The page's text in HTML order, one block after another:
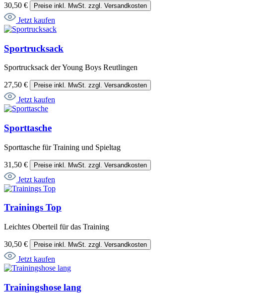
30,50 € Preise inkl. MwSt. zzgl. Versandkosten
Jetzt kaufen
Sportrucksack
Sportrucksack der Young Boys Reutlingen
27,50 € Preise inkl. MwSt. zzgl. Versandkosten
Jetzt kaufen
Sporttasche
Sporttasche für Training und Spieltag
31,50 € Preise inkl. MwSt. zzgl. Versandkosten
Jetzt kaufen
Trainings Top
Leichtes Oberteil für das Training
30,50 € Preise inkl. MwSt. zzgl. Versandkosten
Jetzt kaufen
Trainingshose lang